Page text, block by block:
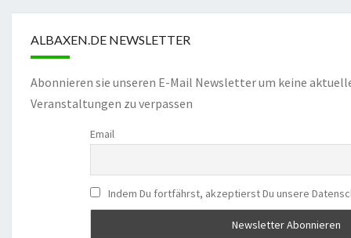
ALBAXEN.DE NEWSLETTER
Abonnieren sie unseren E-Mail Newsletter um keine
Veranstaltungen zu verpassen
Email
Indem Du fortfährst, akzeptierst Du unsere